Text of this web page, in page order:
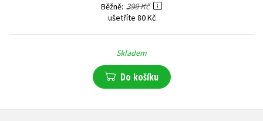
Běžně 399 Kč
ušetříte 80 Kč
Skladem
Do košíku